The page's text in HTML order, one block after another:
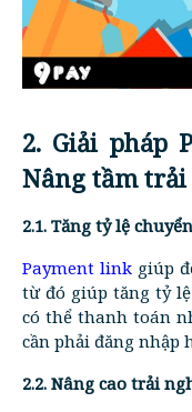
2. Giải pháp
Nâng tầm
2.1. Tăng tỷ lệ
Payment linkgiúp
từ đó giúp tăng tỷ
có thể thanh toán
cần phải đăng nhập
2.2. Nâng cao trải